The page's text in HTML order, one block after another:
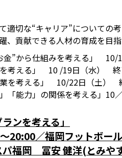
適切な“キャリア”について
貢献できる人材の育成を目指
金”から仕組みを考える」
考える」 10 /19日（水）
を考える」 10/22日（土）
「能力」の関係を考える」10
ンを考える」
20:00／福岡フットボー
パ福岡 冨安 健洋(とみや